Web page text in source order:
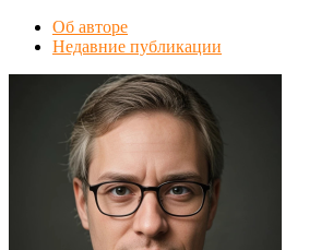
Об авторе
Недавние публикации